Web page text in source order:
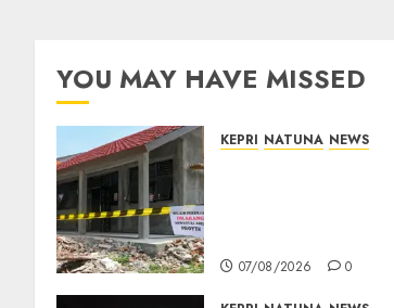
YOU MAY HAVE MISSED
KEPRI NATUNA NEWS
07/08/2026 0